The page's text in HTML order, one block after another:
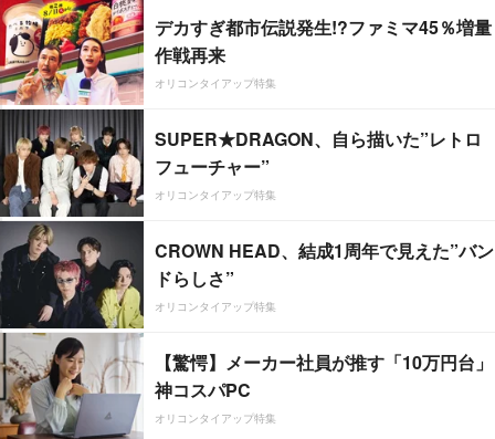
デカすぎ都市伝説発生!?ファミマ45％増量
作戦再来
オリコンタイアップ特集
SUPER★DRAGON、自ら描いた”レトロ
フューチャー”
オリコンタイアップ特集
CROWN HEAD、結成1周年で見えた”バン
ドらしさ”
オリコンタイアップ特集
【驚愕】メーカー社員が推す「10万円台」
神コスパPC
オリコンタイアップ特集